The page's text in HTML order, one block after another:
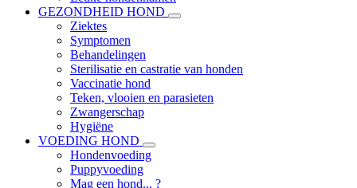
GEZONDHEID HOND
Ziektes
Symptomen
Behandelingen
Sterilisatie en castratie van honden
Vaccinatie hond
Teken, vlooien en parasieten
Zwangerschap
Hygiëne
VOEDING HOND
Hondenvoeding
Puppyvoeding
Mag een hond... ?